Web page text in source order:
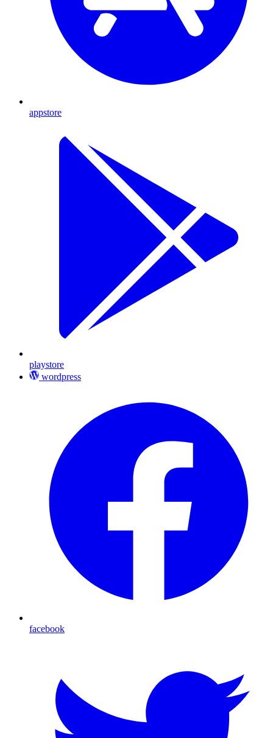
appstore
playstore
wordpress
facebook